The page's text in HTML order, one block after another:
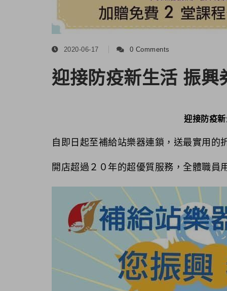
2020-06-17 0 Comments
迎接防疫新生活 振興
迎接防疫
自即日起至補給站樂器連鎖，送最實用的
開店超過２０年的超優質服務，全體職員